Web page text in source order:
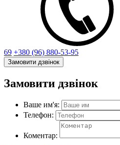
69 +380 (96) 880-53-95
Замовити дзвінок
Замовити дзвінок
Ваше им'я:
Телефон:
Коментар: